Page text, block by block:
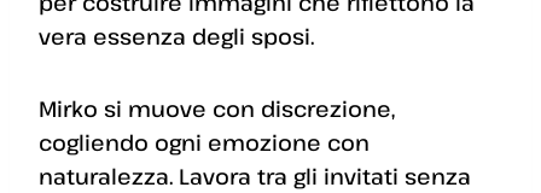
vera essenza degli sposi.
Mirko si muove con discrezione,
cogliendo ogni emozione con
naturalezza. Lavora tra gli invitati senza